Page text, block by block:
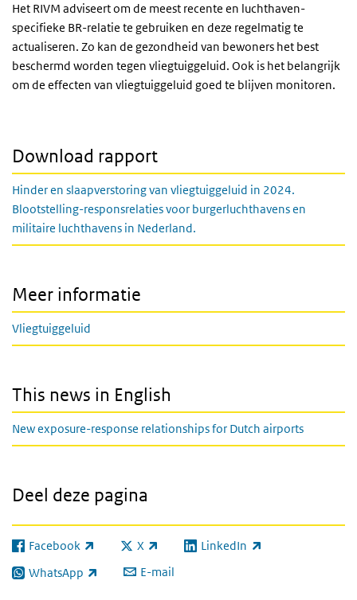
Het RIVM adviseert om de meest recente en luchthaven-
specifieke BR-relatie te gebruiken en deze regelmatig te
actualiseren. Zo kan de gezondheid van bewoners het best
beschermd worden tegen vliegtuiggeluid. Ook is het belangrijk
om de effecten van vliegtuiggeluid goed te blijven monitoren.
Download rapport
Hinder en slaapverstoring van vliegtuiggeluid in 2024.
Blootstelling-responsrelaties voor burgerluchthavens en
militaire luchthavens in Nederland.
Meer informatie
Vliegtuiggeluid
This news in English
New exposure-response relationships for Dutch airports
Deel deze pagina
Facebook
(externe link) X
(externe link) LinkedIn
(externe link)
WhatsApp
(externe link) E-mail